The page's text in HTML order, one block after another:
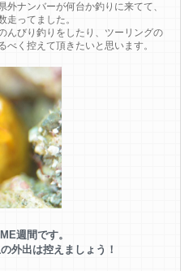
ナンバーが何台か釣りに来てて、
走ってました。
んびり釣りをしたり、ツーリングの
く控えて頂きたいと思います。
週間です。
外出は控えましょう！